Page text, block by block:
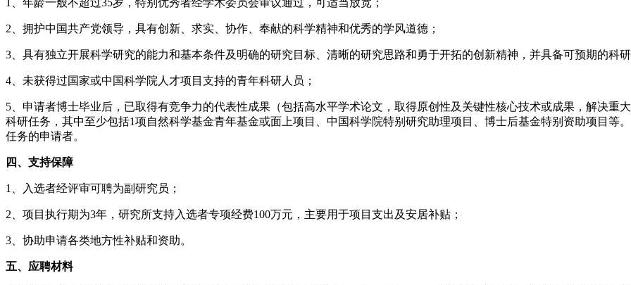
2、拥护中国共产党领导，具有创新、求实、协作、奉献的科学精神和优秀的学风道德；
3、具有独立开展科学研究的能力和基本条件及明确的研究目标、清晰的研究思路和勇于开拓的创新精神，并具备可预期的科
4、未获得过国家或中国科学院人才项目支持的青年科研人员；
5、申请者博士毕业后，已取得有竞争力的代表性成果（包括高水平学术论文，取得原创性及关键性核心技术或成果，解决重
科研任务，其中至少包括1项自然科学基金青年基金或面上项目、中国科学院特别研究助理项目、博士后基金特别资助项目等
任务的申请者。
四、支持保障
1、入选者经评审可聘为副研究员；
2、项目执行期为3年，研究所支持入选者专项经费100万元，主要用于项目支出及安居补贴；
3、协助申请各类地方性补贴和资助。
五、应聘材料